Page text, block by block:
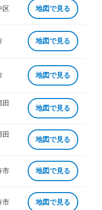
区 地図で見る
地図で見る
地図で見る
地図で見る
地図で見る
市 地図で見る
市 地図で見る